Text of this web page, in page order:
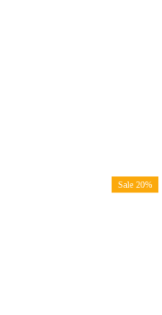
Sale 20%